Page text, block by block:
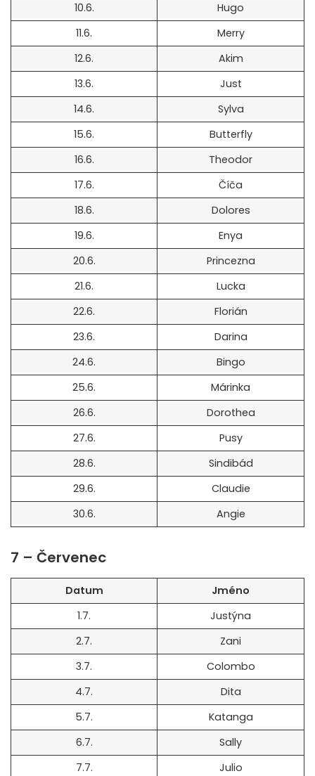
10.6.
Hugo
11.6.
Merry
12.6.
Akim
13.6.
Just
14.6.
Sylva
15.6.
Butterfly
16.6.
Theodor
17.6.
Číča
18.6.
Dolores
19.6.
Enya
20.6.
Princezna
21.6.
Lucka
22.6.
Florián
23.6.
Darina
24.6.
Bingo
25.6.
Márinka
26.6.
Dorothea
27.6.
Pusy
28.6.
Sindibád
29.6.
Claudie
30.6.
Angie
7 – Červenec
Datum
Jméno
1.7.
Justýna
2.7.
Zani
3.7.
Colombo
4.7.
Dita
5.7.
Katanga
6.7.
Sally
7.7.
Julio